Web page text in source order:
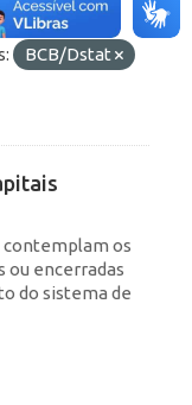
BCB/Dstat
contemplam os
ou encerradas
do sistema de